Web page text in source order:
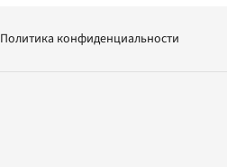
Политика конфиденциальности